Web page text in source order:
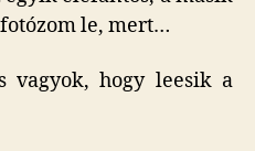
le, mert…
hogy leesik a